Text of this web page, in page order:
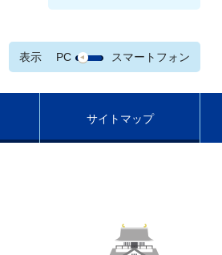
表示 PC スマートフォン
サイトマップ